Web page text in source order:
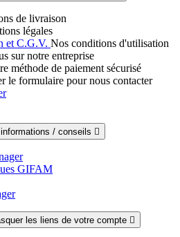
de livraison
légales
et C.G.V. Nos conditions d'utilisation
sur notre entreprise
méthode de paiement sécurisé
le formulaire pour nous contacter
/ conseils 
GIFAM
les liens de votre compte 